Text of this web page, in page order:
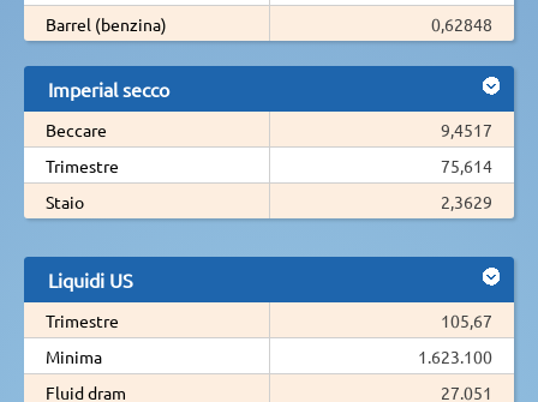
Barrel (benzina)
0,62848
Imperial secco
Beccare
9,4517
Trimestre
75,614
Staio
2,3629
Liquidi US
Trimestre
105,67
Minima
1.623.100
Fluid dram
27.051